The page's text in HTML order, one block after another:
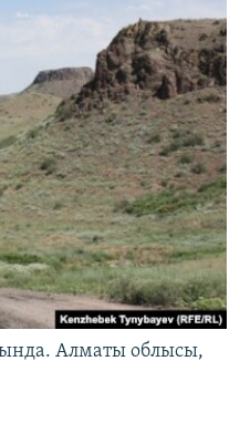
Алматы облысы,